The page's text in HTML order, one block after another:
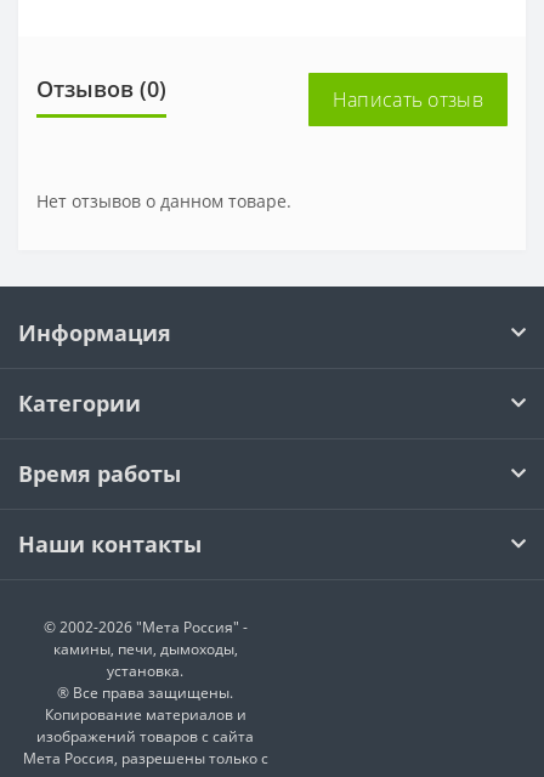
Отзывов (0) Написать отзыв
Нет отзывов о данном товаре.
Информация
Категории
Время работы
Наши контакты
© 2002-2026 "Мета Россия" -
камины, печи, дымоходы,
установка.
® Все права защищены.
Копирование материалов и
изображений товаров с сайта
Мета Россия, разрешены только с